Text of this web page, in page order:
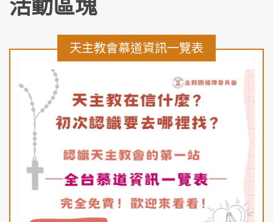
活動區塊
天主教會慕道資訊一覽表